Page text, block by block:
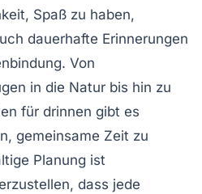
Spaß zu haben,
dauerhafte Erinnerungen
. Von
in die Natur bis hin zu
für drinnen gibt es
gemeinsame Zeit zu
Planung ist
dass jede